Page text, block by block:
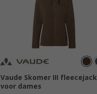
Vaude Skomer III fleecejack
voor dames